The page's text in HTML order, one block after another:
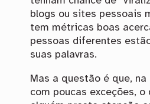
blogs ou sites pessoais
tem métricas boas
pessoas diferentes
suas palavras.
Mas a questão é que,
com poucas exceções,